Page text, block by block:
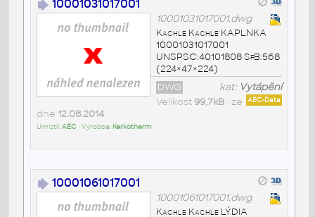
10001031017001
10001031017001.dwg
Kachle Kachle KAPLNKA
10001031017001
UNSPSC:40101808 SfB:568
(224×47×224)
kat: Vytápění
DWG
AEC-Data
Velikost 99,7kB• ze
dne 12.08.2014
Umístil:AEC• Výrobce: Kerkotherm
10001061017001
10001061017001.dwg
Kachle Kachle LÝDIA